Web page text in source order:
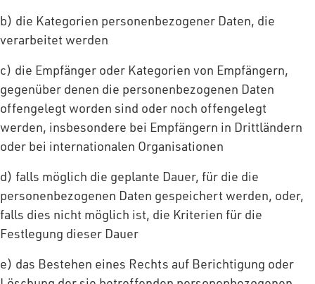
b) die Kategorien personenbezogener Daten, die
verarbeitet werden
c) die Empfänger oder Kategorien von Empfängern,
gegenüber denen die personenbezogenen Daten
offengelegt worden sind oder noch offengelegt
werden, insbesondere bei Empfängern in Drittländern
oder bei internationalen Organisationen
d) falls möglich die geplante Dauer, für die die
personenbezogenen Daten gespeichert werden, oder,
falls dies nicht möglich ist, die Kriterien für die
Festlegung dieser Dauer
e) das Bestehen eines Rechts auf Berichtigung oder